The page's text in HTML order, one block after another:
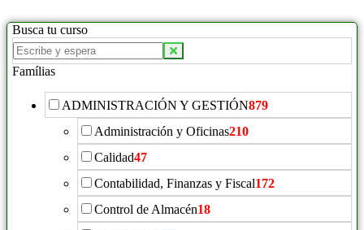
Busca tu curso
Famílias
ADMINISTRACIÓN Y GESTIÓN879
Administración y Oficinas210
Calidad47
Contabilidad, Finanzas y Fiscal172
Control de Almacén18